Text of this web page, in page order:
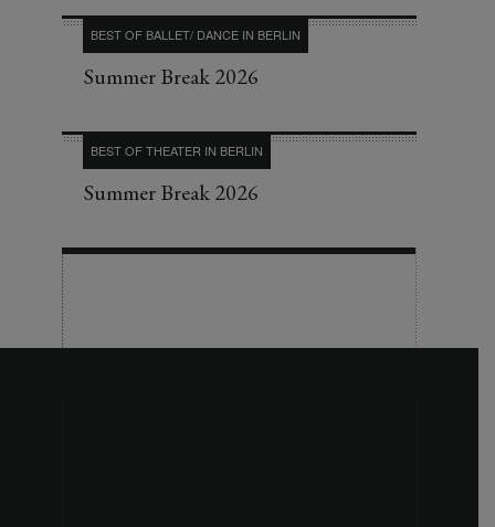
BEST OF BALLET/ DANCE IN BERLIN
Summer Break 2026
BEST OF THEATER IN BERLIN
Summer Break 2026